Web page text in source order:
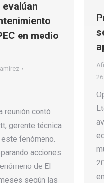
en medio
reunión contó
gerente técnica
fenómeno.
acciones
de El
según las